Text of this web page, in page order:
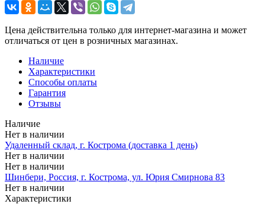
Цена действительна только для интернет-магазина и может
отличаться от цен в розничных магазинах.
Наличие
Характеристики
Способы оплаты
Гарантия
Отзывы
Наличие
Нет в наличии
Удаленный склад, г. Кострома (доставка 1 день)
Нет в наличии
Нет в наличии
Шинбери, Россия, г. Кострома, ул. Юрия Смирнова 83
Нет в наличии
Характеристики